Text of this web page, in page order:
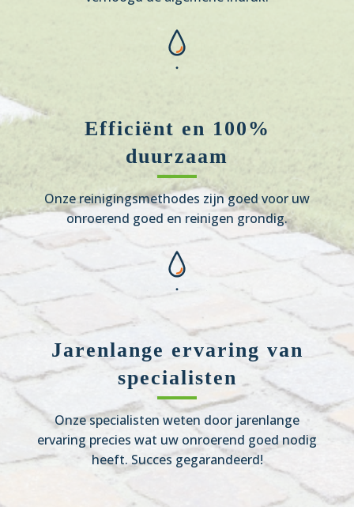
Efficiënt en 100%
duurzaam
Onze reinigingsmethodes zijn goed voor uw
onroerend goed en reinigen grondig.
Jarenlange ervaring van
specialisten
Onze specialisten weten door jarenlange
ervaring precies wat uw onroerend goed nodig
heeft. Succes gegarandeerd!